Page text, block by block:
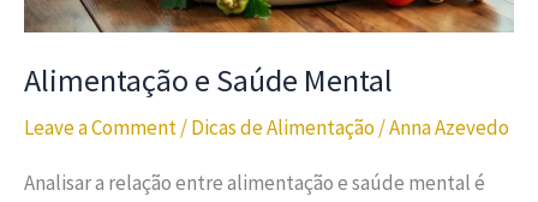
Alimentação e Saúde Mental
Leave a Comment/Dicas de Alimentação/Anna Azevedo
Analisar a relação entre alimentação e saúde mental é